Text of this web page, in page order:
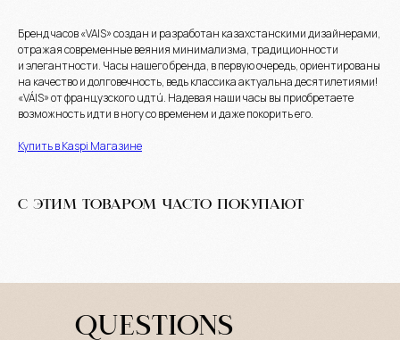
Бренд часов «VAIS» создан и разработан казахстанскими дизайнерами,
отражая современные веяния минимализма, традиционности
и элегантности. Часы нашего бренда, в первую очередь, ориентированы
на качество и долговечность, ведь классика актуальна десятилетиями!
«VÁIS» от французского uдтú. Надевая наши часы вы приобретаете
возможность идти в ногу со временем и даже покорить его.
Купить в Kaspi Магазине
С ЭТИМ ТОВАРОМ ЧАСТО ПОКУПАЮТ
QUESTIONS